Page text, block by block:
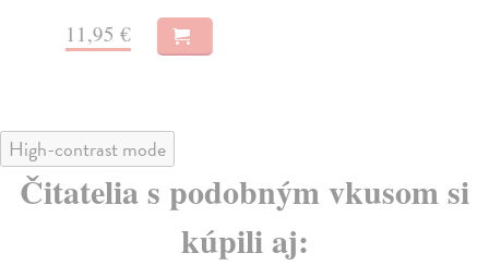
11,95 €
High-contrast mode
Čitatelia s podobným vkusom si
kúpili aj: